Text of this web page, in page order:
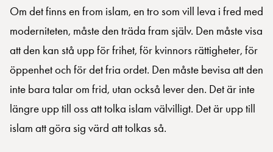
Om det finns en from islam, en tro som vill leva i fred med
moderniteten, måste den träda fram själv. Den måste visa
att den kan stå upp för frihet, för kvinnors rättigheter, för
öppenhet och för det fria ordet. Den måste bevisa att den
inte bara talar om frid, utan också lever den. Det är inte
längre upp till oss att tolka islam välvilligt. Det är upp till
islam att göra sig värd att tolkas så.